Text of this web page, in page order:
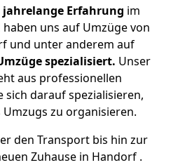
jahrelange Erfahrung im
uns auf Umzüge von
und unter anderem auf
spezialisiert. Unser
aus professionellen
sich darauf spezialisieren,
Umzugs zu organisieren.
den Transport bis hin zur
Zuhause in Handorf .